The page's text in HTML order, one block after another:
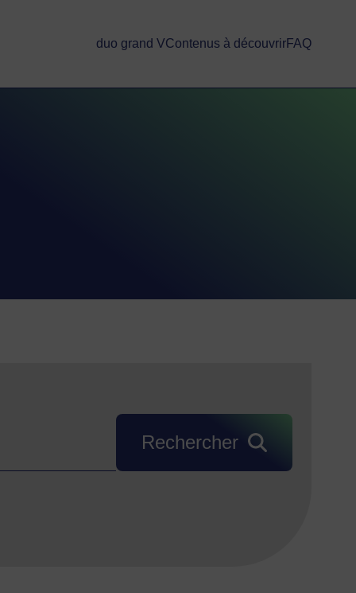
duo grand VContenus à découvrirFAQ
Rechercher